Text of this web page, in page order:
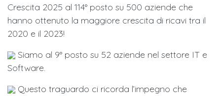
Crescita 2025 al 114° posto su 500 aziende che
hanno ottenuto la maggiore crescita di ricavi tra il
2020 e il 2023!
Siamo al 9° posto su 52 aziende nel settore IT e
Software.
Questo traguardo ci ricorda l’impegno che